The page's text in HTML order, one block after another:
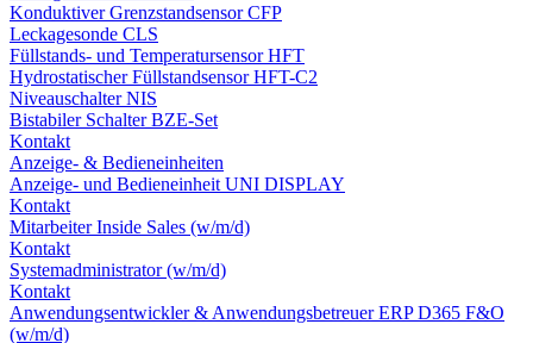
Konduktiver Grenzstandsensor CFP
Leckagesonde CLS
Füllstands- und Temperatursensor HFT
Hydrostatischer Füllstandsensor HFT-C2
Niveauschalter NIS
Bistabiler Schalter BZE-Set
Kontakt
Anzeige- & Bedieneinheiten
Anzeige- und Bedieneinheit UNI DISPLAY
Kontakt
Mitarbeiter Inside Sales (w/m/d)
Kontakt
Systemadministrator (w/m/d)
Kontakt
Anwendungsentwickler & Anwendungsbetreuer ERP D365 F&O
(w/m/d)